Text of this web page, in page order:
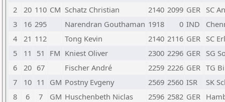
2
20 110 CM Schatz Christian 2140 2099 GER SC
3
16 295 Narendran Gouthaman 1918 0 IND
4
21 112 Tong Kevin 2140 2116 GER SC
5
11 51 FM Kniest Oliver 2300 2296 GER SG
6
20 67 Fischer André 2259 2226 GER TG
7
10 11 GM Postny Evgeny 2569 2560 ISR
SK
8
6 7 GM Huschenbeth Niclas 2596 2582 GER